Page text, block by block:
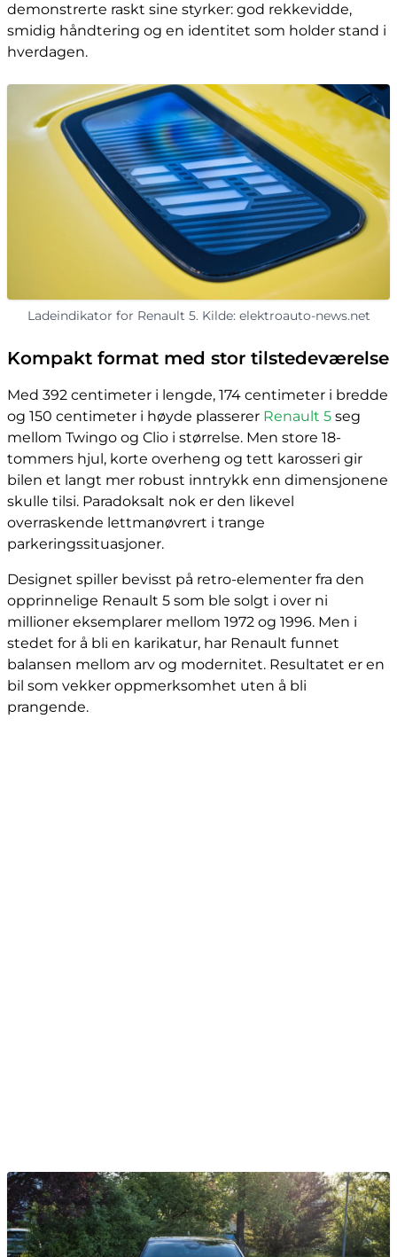
demonstrerte raskt sine styrker: god rekkevidde,
smidig håndtering og en identitet som holder stand i
hverdagen.
Ladeindikator for Renault 5. Kilde: elektroauto-news.net
Kompakt format med stor tilstedeværelse
Med 392 centimeter i lengde, 174 centimeter i bredde
og 150 centimeter i høyde plasserer Renault 5 seg
mellom Twingo og Clio i størrelse. Men store 18-
tommers hjul, korte overheng og tett karosseri gir
bilen et langt mer robust inntrykk enn dimensjonene
skulle tilsi. Paradoksalt nok er den likevel
overraskende lettmanøvrert i trange
parkeringssituasjoner.
Designet spiller bevisst på retro-elementer fra den
opprinnelige Renault 5 som ble solgt i over ni
millioner eksemplarer mellom 1972 og 1996. Men i
stedet for å bli en karikatur, har Renault funnet
balansen mellom arv og modernitet. Resultatet er en
bil som vekker oppmerksomhet uten å bli
prangende.